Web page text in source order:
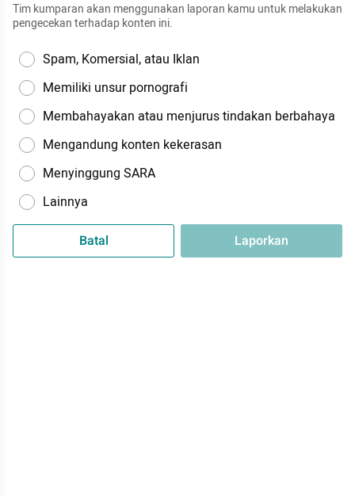
Tim kumparan akan menggunakan laporan kamu untuk melakukan
pengecekan terhadap konten ini.
Spam, Komersial, atau Iklan
Memiliki unsur pornografi
Membahayakan atau menjurus tindakan berbahaya
Mengandung konten kekerasan
Menyinggung SARA
Lainnya
Batal Laporkan